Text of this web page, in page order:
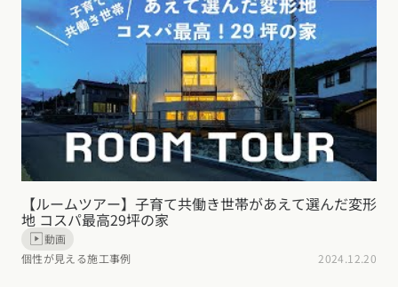
【ルームツアー】子育て共働き世帯があえて選んだ変形
地 コスパ最高29坪の家
動画
個性が見える施工事例
2024.12.20